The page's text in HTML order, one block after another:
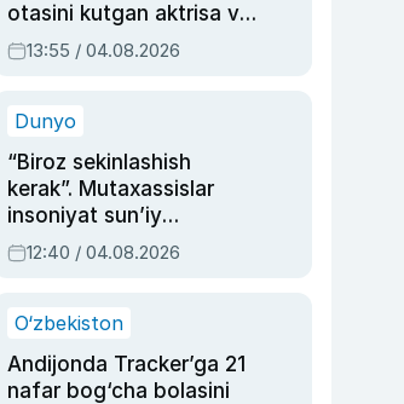
otasini kutgan aktrisa va
dublyaj ustasi Rimma
Ahmedovaning
13:55 / 04.08.2026
Dunyo
“Biroz sekinlashish
kerak”. Mutaxassislar
insoniyat sun’iy
intellektni boshqara
olmay qolishidan xavotir
12:40 / 04.08.2026
O‘zbekiston
Andijonda Tracker’ga 21
nafar bog‘cha bolasini